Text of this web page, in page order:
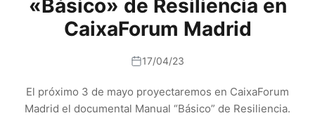
«Básico» de Resiliencia en
CaixaForum Madrid
17/04/23
El próximo 3 de mayo proyectaremos en CaixaForum
Madrid el documental Manual “Básico” de Resiliencia.